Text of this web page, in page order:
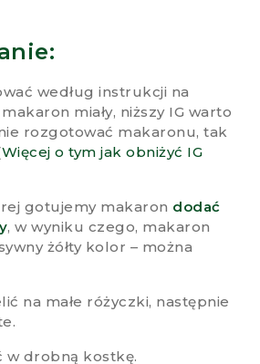
według instrukcji na
miały, niższy IG warto
rozgotować makaronu, tak
Więcej o tym jak obniżyć IG
gotujemy makaron dodać
, w wyniku czego, makaron
żółty kolor – można
na małe różyczki, następnie
w drobną kostkę.